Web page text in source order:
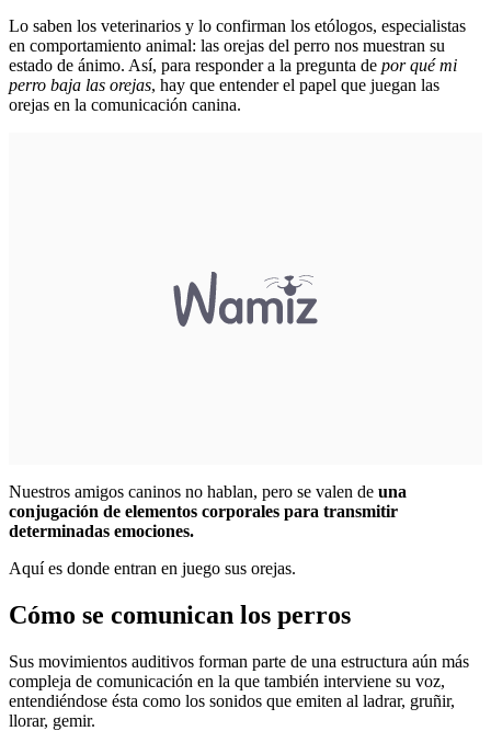
Lo saben los veterinarios y lo confirman los etólogos, especialistas
en comportamiento animal: las orejas del perro nos muestran su
estado de ánimo. Así, para responder a la pregunta de por qué mi
perro baja las orejas, hay que entender el papel que juegan las
orejas en la comunicación canina.
Nuestros amigos caninos no hablan, pero se valen de una
conjugación de elementos corporales para transmitir
determinadas emociones.
Aquí es donde entran en juego sus orejas.
Cómo se comunican los perros
Sus movimientos auditivos forman parte de una estructura aún más
compleja de comunicación en la que también interviene su voz,
entendiéndose ésta como los sonidos que emiten al ladrar, gruñir,
llorar, gemir.